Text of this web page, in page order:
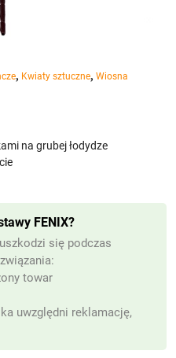
, Kwiaty sztuczne, Wiosna
na grubej łodydze
FENIX?
się podczas
towar
uwzględni reklamację,